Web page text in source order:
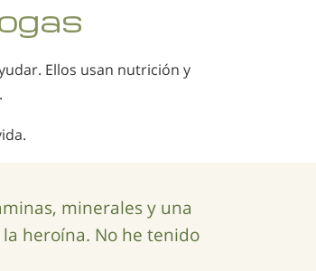
Ellos usan nutrición y
minerales y una
heroína. No he tenido